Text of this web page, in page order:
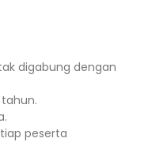
digabung dengan
peserta